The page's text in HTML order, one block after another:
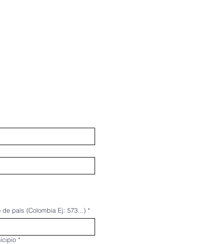
país (Colombia Ej: 573...) *
*